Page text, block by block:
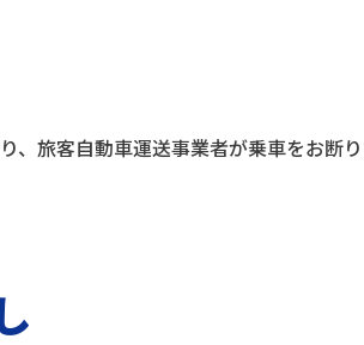
旅客自動車運送事業者が乗車をお断り